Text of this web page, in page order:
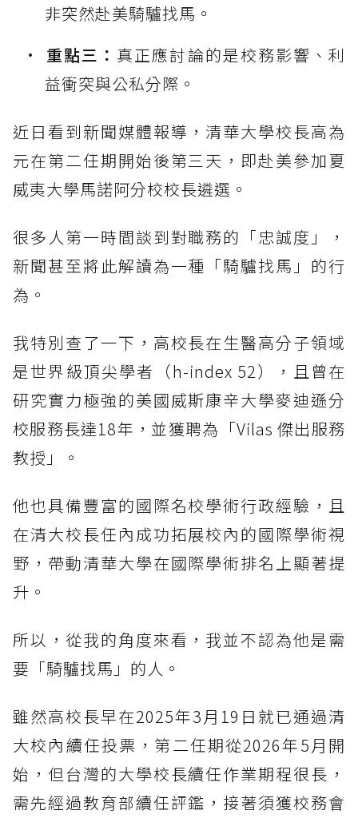
非突然赴美騎驢找馬。
重點三： 真正應討論的是校務影響、利
益衝突與公私分際。
近日看到新聞媒體報導，清華大學校長高為
元在第二任期開始後第三天，即赴美參加夏
威夷大學馬諾阿分校校長遴選。
很多人第一時間談到對職務的「忠誠度」，
新聞甚至將此解讀為一種「騎驢找馬」的行
為。
我特別查了一下，高校長在生醫高分子領域
是世界級頂尖學者（h-index 52），且曾在
研究實力極強的美國威斯康辛大學麥迪遜分
校服務長達18年，並獲聘為「Vilas 傑出服務
教授」。
他也具備豐富的國際名校學術行政經驗，且
在清大校長任內成功拓展校內的國際學術視
野，帶動清華大學在國際學術排名上顯著提
升。
所以，從我的角度來看，我並不認為他是需
要「騎驢找馬」的人。
雖然高校長早在2025年3月19日就已通過清
大校內續任投票，第二任期從2026年5月開
始，但台灣的大學校長續任作業期程很長，
需先經過教育部續任評鑑，接著須獲校務會